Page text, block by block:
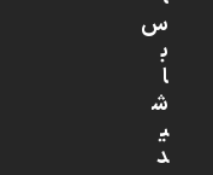
س
ب
ا
ش
ی
د